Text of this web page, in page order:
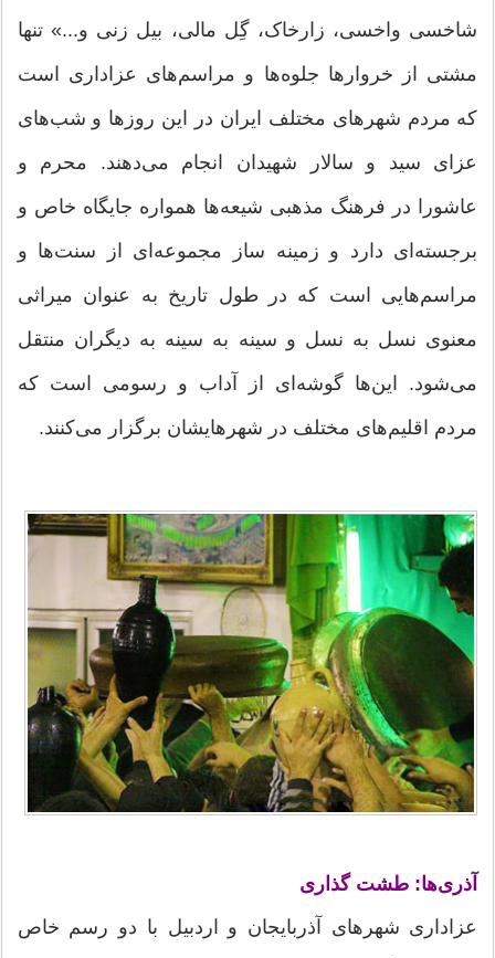
شاخسی واخسی، زارخاک، گِل مالی، بیل زنی و...» تنها
مشتی از خروارها جلوه‌ها و مراسم‌های عزاداری است
که مردم شهرهای مختلف ایران در این روزها و شب‌های
عزای سید و سالار شهیدان انجام می‌دهند. محرم و
عاشورا در فرهنگ مذهبی شیعه‌ها همواره جایگاه خاص و
برجسته‌ای دارد و زمینه ساز مجموعه‌ای از سنت‌ها و
مراسم‌هایی است که در طول تاریخ به عنوان میراثی
معنوی نسل به نسل و سینه به سینه به دیگران منتقل
می‌شود. این‌ها گوشه‌‌ای از آداب و رسومی است که
مردم اقلیم‌های مختلف در شهرهایشان برگزار می‌کنند.
آذری‌ها: طشت‌ گذاری
عزاداری شهرهای آذربایجان و اردبیل با دو رسم خاص